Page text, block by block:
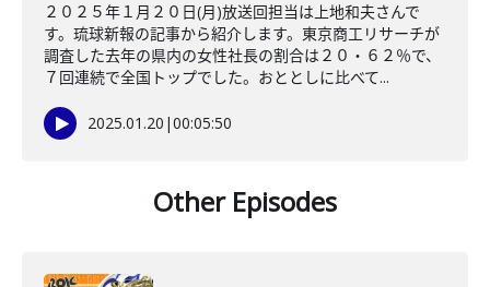
２０２５年１月２０日(月)放送回担当は上地和夫さんで
す。琉球新報の記事から紹介します。東京商工リサーチが
調査した去年の県内の女性社長の割合は２０・６２％で、
７回連続で全国トップでした。おととしに比べて...
2025.01.20 |00:05:50
Other Episodes